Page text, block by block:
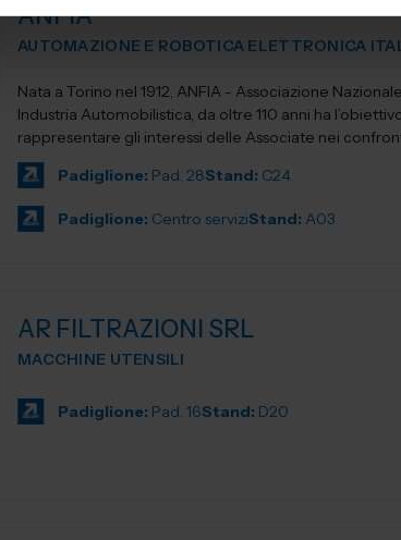
ANFIA
AUTOMAZIONE E ROBOTICA ELETTRONICA
Nata a Torino nel 1912, ANFIA - Associazione
Industria Automobilistica, da oltre 110 anni ha
rappresentare gli interessi delle Associate nei
Padiglione: Pad. 28Stand: C24
Padiglione: Centro serviziStand: A03
AR FILTRAZIONI SRL
MACCHINE UTENSILI
Padiglione: Pad. 16Stand: D20